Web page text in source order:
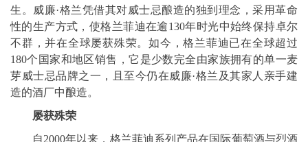
生。威廉·格兰凭借其对威士忌酿造的独到理念，采用革命
性的生产方式，使格兰菲迪在逾130年时光中始终保持卓尔
不群，并在全球屡获殊荣。如今，格兰菲迪已在全球超过
180个国家和地区销售，它是少数完全由家族拥有的单一麦
芽威士忌品牌之一，且至今仍在威廉·格兰及其家人亲手建
造的酒厂中酿造。
屡获殊荣
自2000年以来，格兰菲迪系列产品在国际葡萄酒与烈酒